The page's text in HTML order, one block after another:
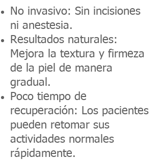
No invasivo: Sin incisiones
ni anestesia.
Resultados naturales:
Mejora la textura y firmeza
de la piel de manera
gradual.
Poco tiempo de
recuperación: Los pacientes
pueden retomar sus
actividades normales
rápidamente.